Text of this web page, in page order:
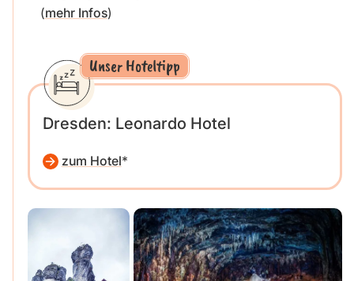
(mehr Infos)
Unser Hoteltipp
Dresden: Leonardo Hotel
zum Hotel